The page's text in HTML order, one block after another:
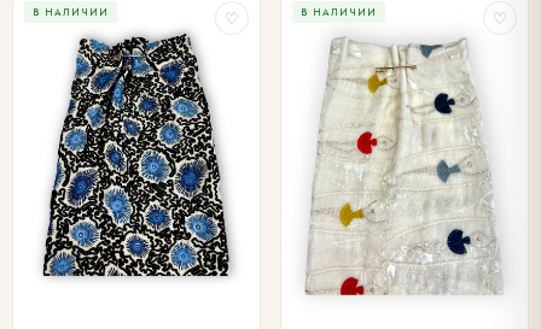
В НАЛИЧИИ ♡ В НАЛИЧИИ ♡